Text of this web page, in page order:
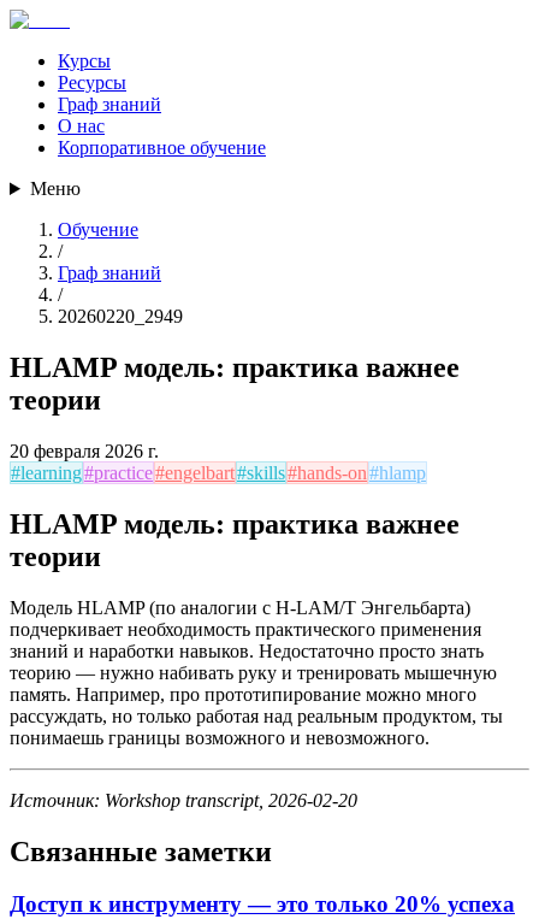
Курсы
Ресурсы
Граф знаний
О нас
Корпоративное обучение
Меню
Обучение
/
Граф знаний
/
20260220_2949
HLAMP модель: практика важнее
теории
20 февраля 2026 г.
#learning#practice#engelbart#skills#hands-on#hlamp
HLAMP модель: практика важнее
теории
Модель HLAMP (по аналогии с H-LAM/T Энгельбарта)
подчеркивает необходимость практического применения
знаний и наработки навыков. Недостаточно просто знать
теорию — нужно набивать руку и тренировать мышечную
память. Например, про прототипирование можно много
рассуждать, но только работая над реальным продуктом, ты
понимаешь границы возможного и невозможного.
Источник: Workshop transcript, 2026-02-20
Связанные заметки
Доступ к инструменту — это только 20% успеха